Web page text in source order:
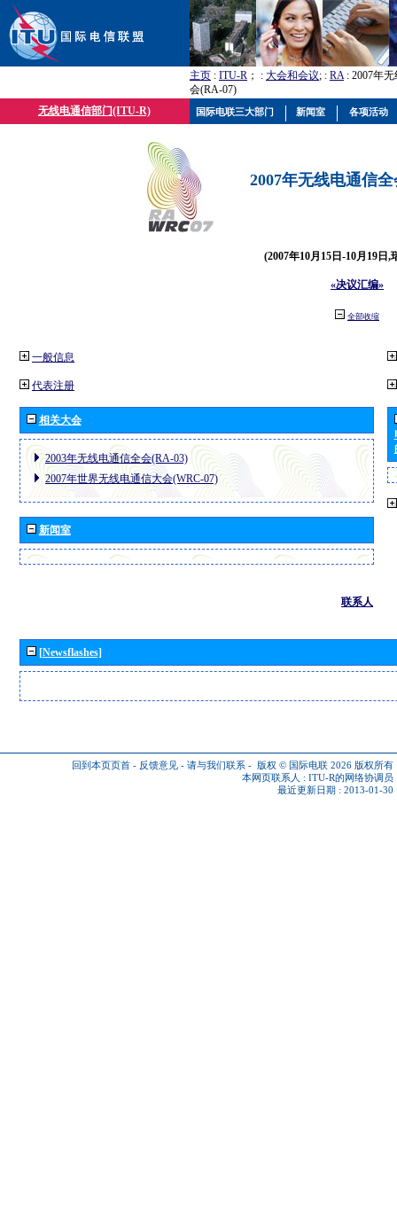
主页 : ITU-R ； : 大会和会议; : RA: 2007年
会(RA-07)
无线电通信部门(ITU-R)
2007年无线电通信
(2007年10月15日-10月19日,
«决议汇编»
全部收缩
一般信息
代表注册
相关大会
2003年无线电通信全会(RA-03)
2007年世界无线电通信大会(WRC-07)
新闻室
联系人
[Newsflashes]
回到本页页首 - 反馈意见 - 请与我们联系 - 版权 © 国际电联 2026 版权所有
本网页联系人 : ITU-R的网络协调员
最近更新日期 : 2013-01-30
国际电联三大部门 新闻室 各项活动